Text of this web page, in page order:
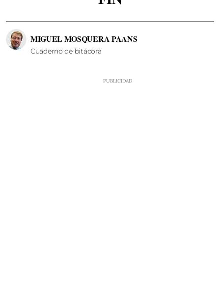
MIGUEL MOSQUERA PAANS
Cuaderno de bitácora